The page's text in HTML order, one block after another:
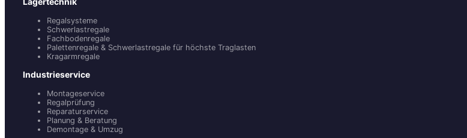
Regalsysteme
Schwerlastregale
Fachbodenregale
Palettenregale & Schwerlastregale für höchste Traglasten
Kragarmregale
Industrieservice
Montageservice
Regalprüfung
Reparaturservice
Planung & Beratung
Demontage & Umzug